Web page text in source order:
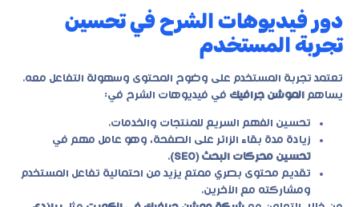
دور فيديوهات الشرح في تحسين
تجربة المستخدم
تعتمد تجربة المستخدم على وضوح المحتوى وسهولة التفاعل معه.
يساهم الموشن جرافيك في فيديوهات الشرح في:
تحسين الفهم السريع للمنتجات والخدمات.
زيادة مدة بقاء الزائر على الصفحة، وهو عامل مهم في
تحسين محركات البحث (SEO)
.
تقديم محتوى بصري ممتع يزيد من احتمالية تفاعل المستخدم
ومشاركته مع الآخرين.